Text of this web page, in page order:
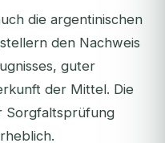
die argentinischen
den Nachweis
guter
der Mittel. Die
Sorgfaltsprüfung